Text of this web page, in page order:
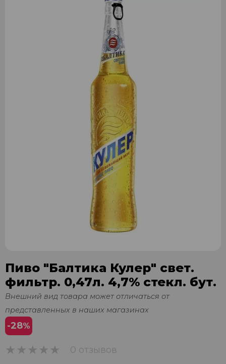
Пиво "Балтика Кулер" свет.
фильтр. 0,47л. 4,7% стекл. бут.
Внешний вид товара может отличаться от
представленных в наших магазинах
-28%
0 отзывов